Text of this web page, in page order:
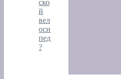
ско
й
вел
оси
пед
?